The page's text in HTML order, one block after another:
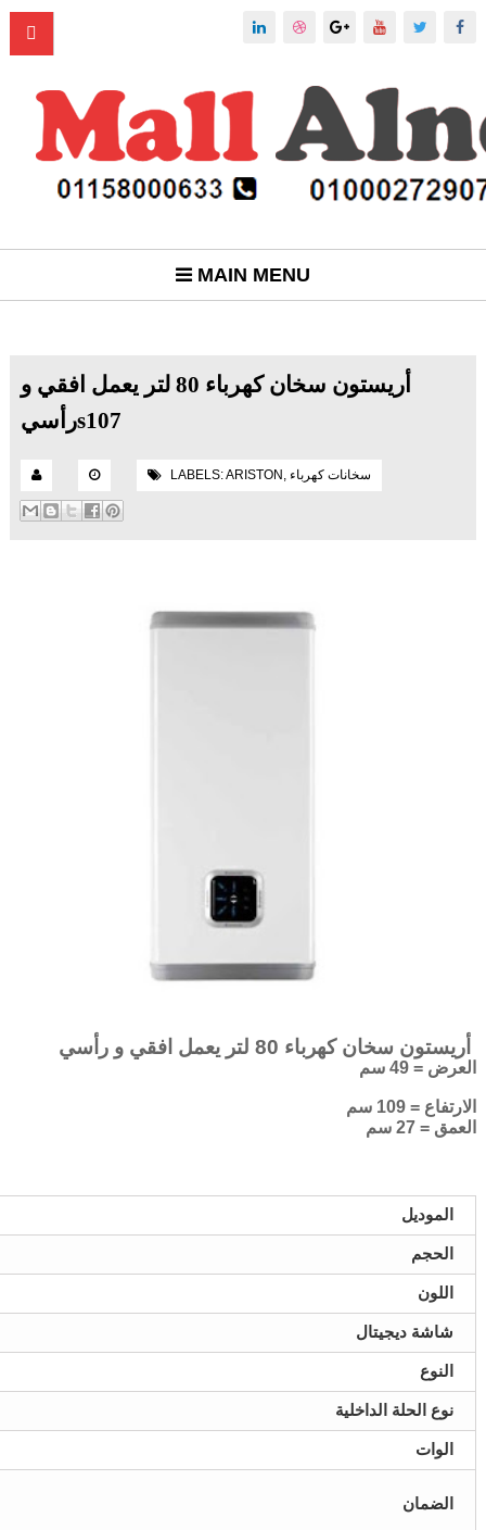
MAIN MENU
أريستون سخان كهرباء 80 لتر يعمل افقي و
رأسيs107
LABELS:ARISTON , سخانات كهرباء
أريستون سخان كهرباء 80 لتر يعمل افقي و رأسي
العرض = 49 سم
الارتفاع = 109 سم
العمق = 27 سم
الموديل
الحجم
اللون
شاشة ديجيتال
النوع
نوع الحلة الداخلية
الوات
الضمان